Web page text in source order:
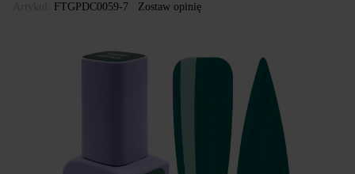
FTGPDC0059-7 Zostaw opinię